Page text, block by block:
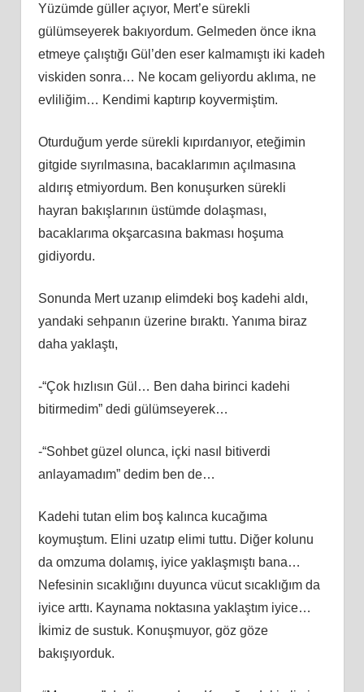
Yüzümde güller açıyor, Mert’e sürekli
gülümseyerek bakıyordum. Gelmeden önce ikna
etmeye çalıştığı Gül’den eser kalmamıştı iki kadeh
viskiden sonra… Ne kocam geliyordu aklıma, ne
evliliğim… Kendimi kaptırıp koyvermiştim.
Oturduğum yerde sürekli kıpırdanıyor, eteğimin
gitgide sıyrılmasına, bacaklarımın açılmasına
aldırış etmiyordum. Ben konuşurken sürekli
hayran bakışlarının üstümde dolaşması,
bacaklarıma okşarcasına bakması hoşuma
gidiyordu.
Sonunda Mert uzanıp elimdeki boş kadehi aldı,
yandaki sehpanın üzerine bıraktı. Yanıma biraz
daha yaklaştı,
-“Çok hızlısın Gül… Ben daha birinci kadehi
bitirmedim” dedi gülümseyerek…
-“Sohbet güzel olunca, içki nasıl bitiverdi
anlayamadım” dedim ben de…
Kadehi tutan elim boş kalınca kucağıma
koymuştum. Elini uzatıp elimi tuttu. Diğer kolunu
da omzuma dolamış, iyice yaklaşmıştı bana…
Nefesinin sıcaklığını duyunca vücut sıcaklığım da
iyice arttı. Kaynama noktasına yaklaştım iyice…
İkimiz de sustuk. Konuşmuyor, göz göze
bakışıyorduk.